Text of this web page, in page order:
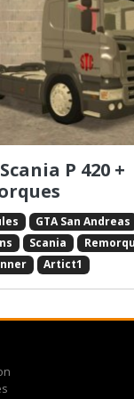
P 420 +
GTA San Andreas
Scania
Artict1